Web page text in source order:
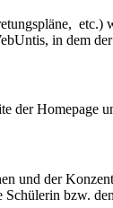
etc.)
in dem
der Homepage
und der
bzw.